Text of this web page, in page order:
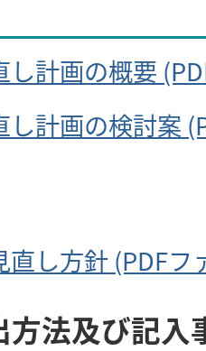
し計画の概要
し計画の検討案
直し方針 (PDFフ
方法及び記入